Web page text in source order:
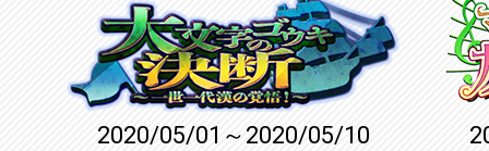
2020/05/01～2020/05/10